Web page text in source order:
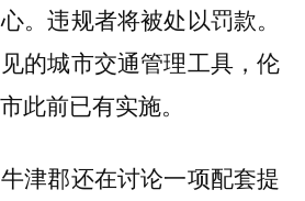
。违规者将被处以罚款。
的城市交通管理工具，伦
此前已有实施。
津郡还在讨论一项配套提